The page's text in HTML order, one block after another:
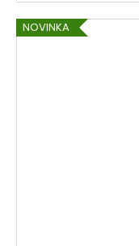
NOVINKA